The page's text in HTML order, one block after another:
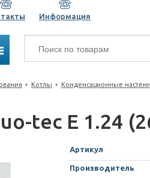
Информация
Котлы
Конденсационные
tec E 1.24
Артикул
Производитель